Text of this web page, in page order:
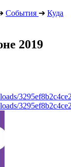
События ➔ Куда
2019